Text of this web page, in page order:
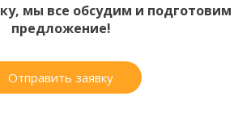
мы все обсудим и подготовим
предложение!
Отправить заявку